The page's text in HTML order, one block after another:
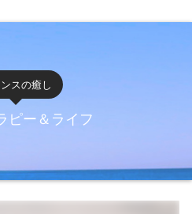
スの癒し
ピー＆ライフ